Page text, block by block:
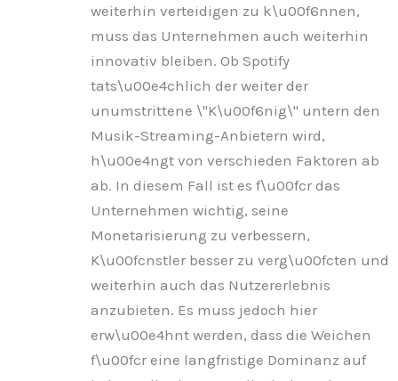
weiterhin verteidigen zu k\u00f6nnen,
muss das Unternehmen auch weiterhin
innovativ bleiben. Ob Spotify
tats\u00e4chlich der weiter der
unumstrittene \"K\u00f6nig\" untern den
Musik-Streaming-Anbietern wird,
h\u00e4ngt von verschieden Faktoren ab
ab. In diesem Fall ist es f\u00fcr das
Unternehmen wichtig, seine
Monetarisierung zu verbessern,
K\u00fcnstler besser zu verg\u00fcten und
weiterhin auch das Nutzererlebnis
anzubieten. Es muss jedoch hier
erw\u00e4hnt werden, dass die Weichen
f\u00fcr eine langfristige Dominanz auf